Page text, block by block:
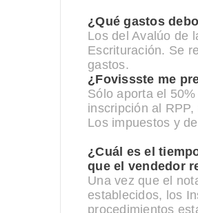
¿Qué gastos
Los del Avalúo de
Escrituración. Se
gastos.
¿Fovissste me
Sólo aporta el
inscripción al
Los impuestos y
¿Cuál es el
que el vendedor
Una vez que el
establecidos, los
procedimientos